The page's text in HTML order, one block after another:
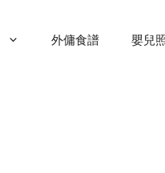
外傭食譜 嬰兒